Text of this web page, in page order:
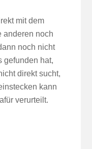
mit dem
anderen noch
noch nicht
gefunden hat,
direkt sucht,
kann
verurteilt.